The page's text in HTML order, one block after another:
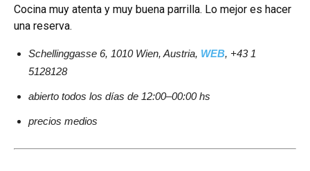
Cocina muy atenta y muy buena parrilla. Lo mejor es hacer
una reserva.
Schellinggasse 6, 1010 Wien, Austria, WEB, +43 1
5128128
abierto todos los días de 12:00–00:00 hs
precios medios